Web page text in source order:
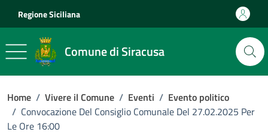
Regione Siciliana
Comune di Siracusa
Home / Vivere il Comune / Eventi / Evento politico
/ Convocazione Del Consiglio Comunale Del 27.02.2025 Per
Le Ore 16:00